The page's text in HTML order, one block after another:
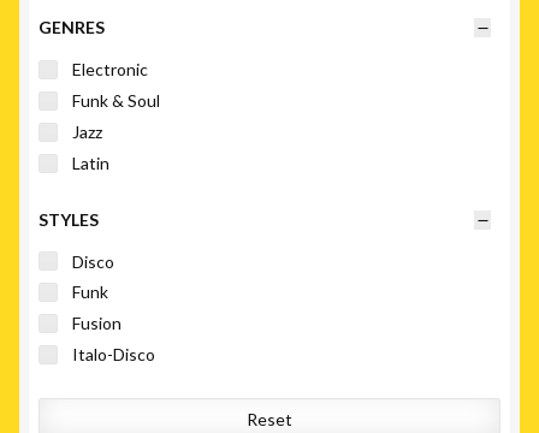
GENRES
Electronic
Funk & Soul
Jazz
Latin
STYLES
Disco
Funk
Fusion
Italo-Disco
Reset